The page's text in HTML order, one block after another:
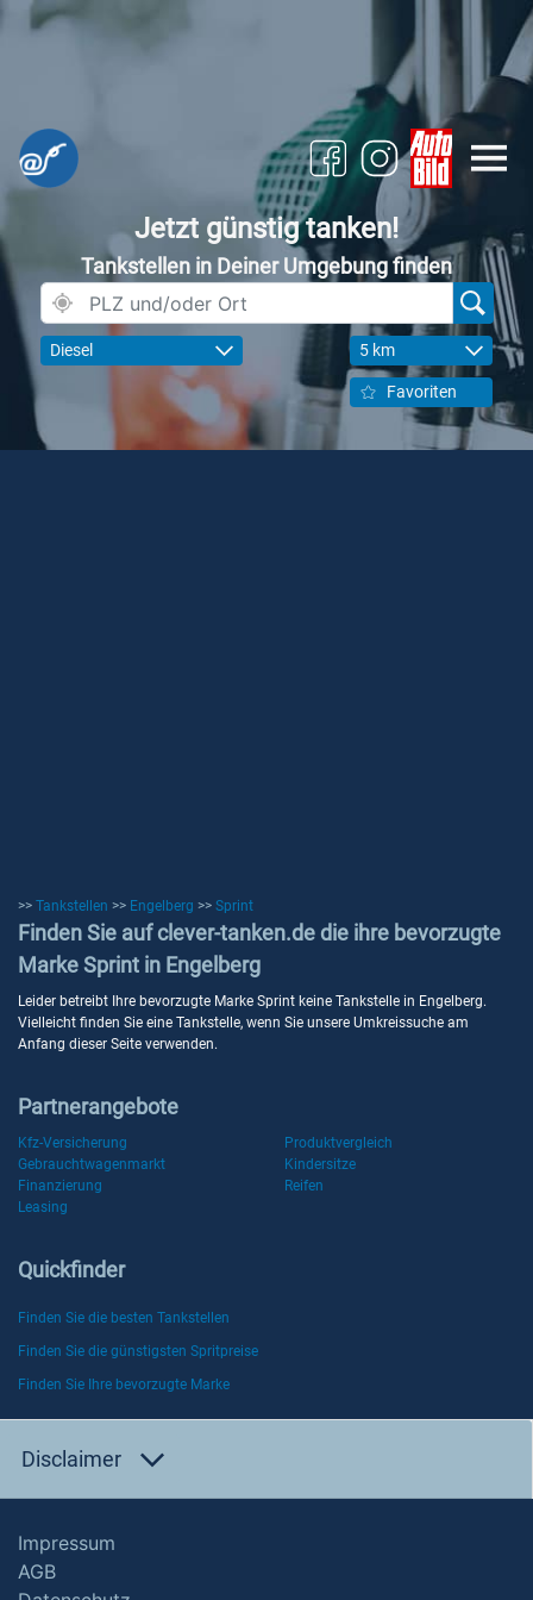
Jetzt günstig tanken!
Tankstellen in Deiner Umgebung finden
Diesel 5 km
Favoriten
>> Tankstellen >> Engelberg >> Sprint
Finden Sie auf clever-tanken.de die ihre bevorzugte
Marke Sprint in Engelberg
Leider betreibt Ihre bevorzugte Marke Sprint keine Tankstelle in Engelberg.
Vielleicht finden Sie eine Tankstelle, wenn Sie unsere Umkreissuche am
Anfang dieser Seite verwenden.
Partnerangebote
Kfz-Versicherung
Produktvergleich
Gebrauchtwagenmarkt
Kindersitze
Finanzierung
Reifen
Leasing
Quickfinder
Finden Sie die besten Tankstellen
Finden Sie die günstigsten Spritpreise
Finden Sie Ihre bevorzugte Marke
Disclaimer
Impressum
AGB